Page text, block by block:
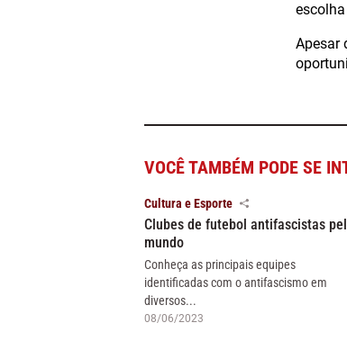
Apesar
VOCÊ TAMBÉM PODE SE
Cultura e Esporte
Clubes de futebol antifascistas
mundo
Conheça as principais equipes
identificadas com o antifascismo em
diversos...
08/06/2023